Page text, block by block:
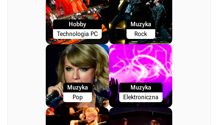
Hobby
Technologia PC
Muzyka
Rock
Muzyka
Pop
Muzyka
Elektroniczna